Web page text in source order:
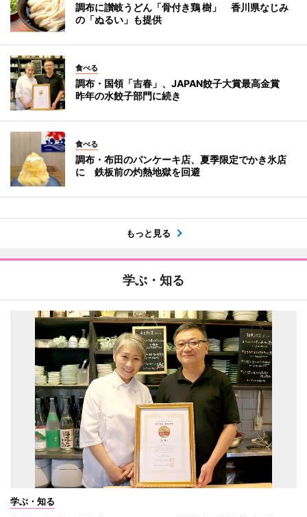
調布に讃岐うどん「骨付き鶏 樹」 香川県なじみ
の「ぬるい」も提供
食べる
調布・国領「吉春」、JAPAN餃子大賞最高金賞
昨年の水餃子部門に続き
食べる
調布・布田のパンケーキ店、夏季限定でかき氷店
に 鉄板前の灼熱地獄を回避
もっと見る
学ぶ・知る
学ぶ・知る